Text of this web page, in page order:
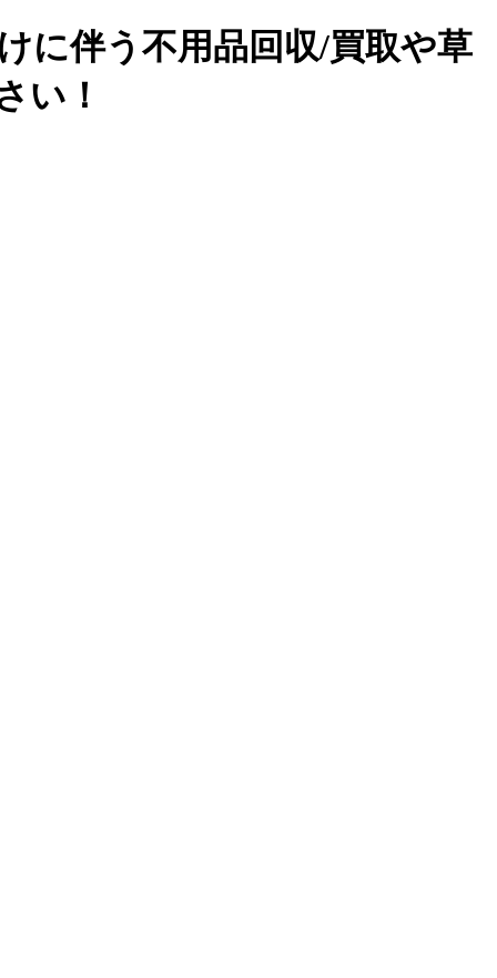
に伴う不用品回収/買取や草
い！